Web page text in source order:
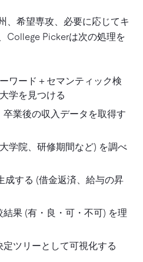
、希望専攻、必要に応じてキ
College Pickerは次の処理を
ワード＋セマンティック検
学を見つける
業後の収入データを取得す
学院、研修期間など) を調べ
成する (借金返済、給与の昇
果 (有・良・可・不可) を理
定ツリーとして可視化する